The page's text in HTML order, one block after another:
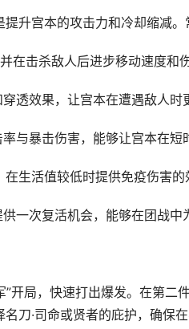
升宫本的攻击力和冷却缩减。
在击杀敌人后进步移动速度和
透效果，让宫本在遭遇敌人时
与暴击伤害，能够让宫本在短
生活值较低时提供免疫伤害的
一次复活机会，能够在团战中
开局，快速打出爆发。在第二
刀·司命或贤者的庇护，确保